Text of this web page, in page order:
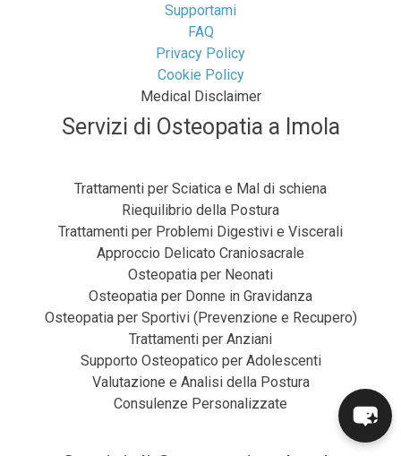
Supportami
FAQ
Privacy Policy
Cookie Policy
Medical Disclaimer
Servizi di Osteopatia a Imola
Trattamenti per Sciatica e Mal di schiena
Riequilibrio della Postura
Trattamenti per Problemi Digestivi e Viscerali
Approccio Delicato Craniosacrale
Osteopatia per Neonati
Osteopatia per Donne in Gravidanza
Osteopatia per Sportivi (Prevenzione e Recupero)
Trattamenti per Anziani
Supporto Osteopatico per Adolescenti
Valutazione e Analisi della Postura
Consulenze Personalizzate